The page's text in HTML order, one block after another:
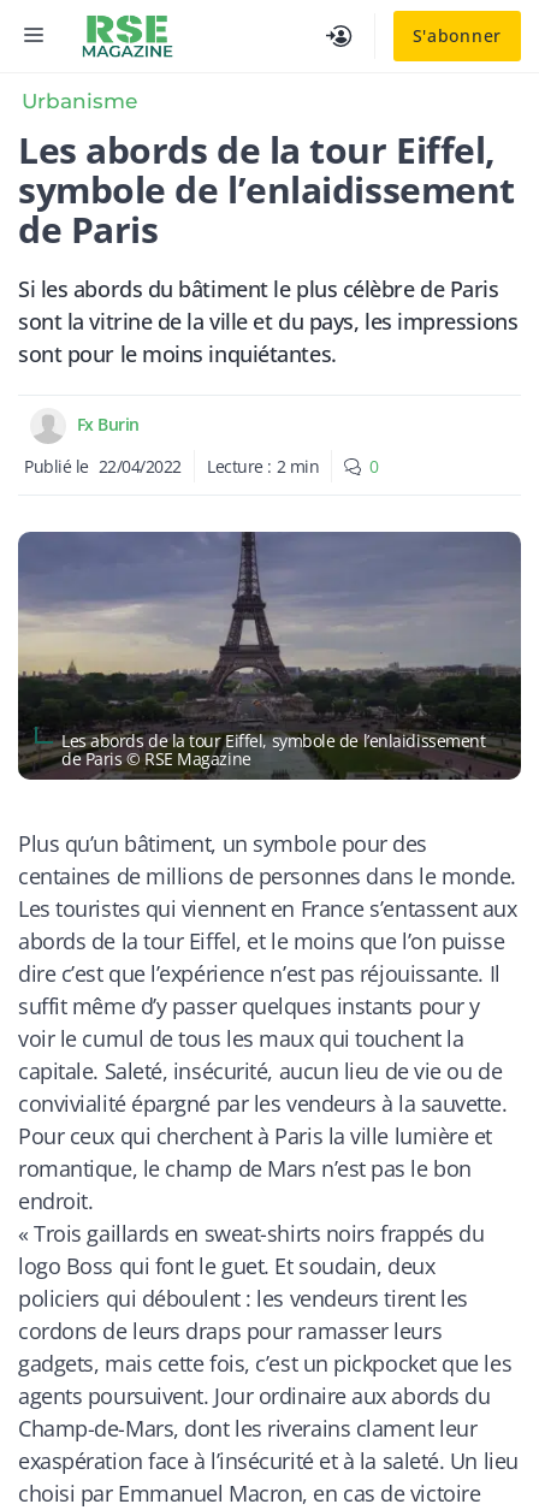
S'abonner
MENU
Urbanisme
Les abords de la tour Eiffel,
symbole de l’enlaidissement
de Paris
Si les abords du bâtiment le plus célèbre de Paris
sont la vitrine de la ville et du pays, les impressions
sont pour le moins inquiétantes.
Fx Burin
Publié le 22/04/2022 Lecture : 2 min 0
Les abords de la tour Eiffel, symbole de l’enlaidissement
de Paris © RSE Magazine
Plus qu’un bâtiment, un symbole pour des
centaines de millions de personnes dans le monde.
Les touristes qui viennent en France s’entassent aux
abords de la tour Eiffel, et le moins que l’on puisse
dire c’est que l’expérience n’est pas réjouissante. Il
suffit même d’y passer quelques instants pour y
voir le cumul de tous les maux qui touchent la
capitale. Saleté, insécurité, aucun lieu de vie ou de
convivialité épargné par les vendeurs à la sauvette.
Pour ceux qui cherchent à Paris la ville lumière et
romantique, le champ de Mars n’est pas le bon
endroit.
« Trois gaillards en sweat-shirts noirs frappés du
logo Boss qui font le guet. Et soudain, deux
policiers qui déboulent : les vendeurs tirent les
cordons de leurs draps pour ramasser leurs
gadgets, mais cette fois, c’est un pickpocket que les
agents poursuivent. Jour ordinaire aux abords du
Champ-de-Mars, dont les riverains clament leur
exaspération face à l’insécurité et à la saleté. Un lieu
choisi par Emmanuel Macron, en cas de victoire